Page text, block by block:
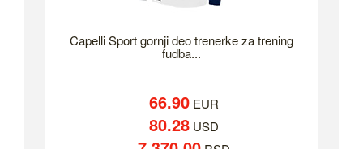
Capelli Sport gornji deo trenerke za trening
fudba...
66.90EUR
80.28USD